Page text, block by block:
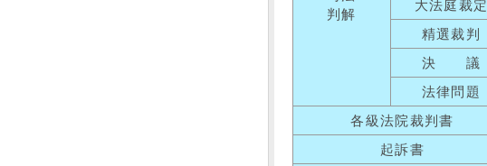
判解
大法庭裁定
精選裁判
決 議
法律問題
各級法院裁判書
起訴書